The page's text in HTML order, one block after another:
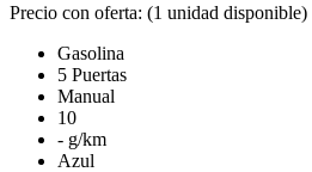
Precio con oferta: (1 unidad disponible)
Gasolina
5 Puertas
Manual
10
- g/km
Azul